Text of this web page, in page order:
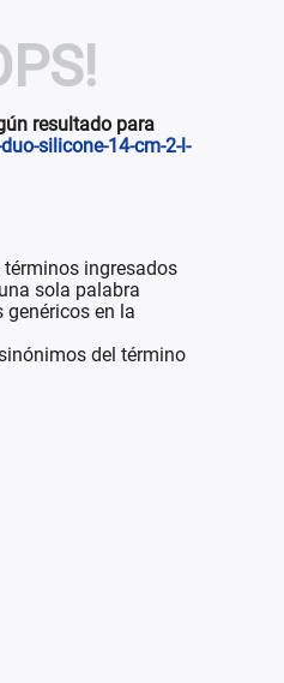
resultado para
silicone-14-cm-2-l-
términos ingresados
sola palabra
genéricos en la
del término